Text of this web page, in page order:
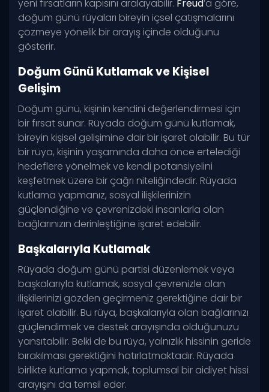
yeni fırsatların kapısını aralayabilir. Freud’a göre,
doğum günü rüyaları bireyin içsel çatışmalarını
çözmeye yönelik bir arayış içinde olduğunu
gösterir.
Doğum Günü Kutlamak ve Kişisel
Gelişim
Doğum günü, kişinin kendini değerlendirmesi için
bir fırsat sunar. Rüyada doğum günü kutlamak,
bireyin kişisel gelişimine dair bir işaret olabilir. Bu tür
bir rüya, kişinin yaşamında daha önce ertelediği
hedeflere yönelmek ve kendi potansiyelini
keşfetmek üzere bir çağrı niteliğindedir. Rüyada
kutlama yapmanız, sosyal ilişkilerinizin
güçlendiğine ve çevrenizdeki insanlarla olan
bağlarınızın derinleştiğine işaret edebilir.
Başkalarıyla Kutlamak
Rüyada doğum günü partisi düzenlemek veya
başkalarıyla kutlamak, sosyal çevrenizle olan
ilişkilerinizi gözden geçirmeniz gerektiğine dair bir
işaret olabilir. Bu rüya, başkalarıyla olan bağlarınızı
güçlendirmek ve destek arayışında olduğunuzu
yansıtabilir. Belki de bu rüya, yalnızlık hissinin geride
bırakılması gerektiğini hatırlatmaktadır. Rüyada
birlikte kutlama yapmak, toplumsal bir aidiyet hissi
arayışını da temsil eder.